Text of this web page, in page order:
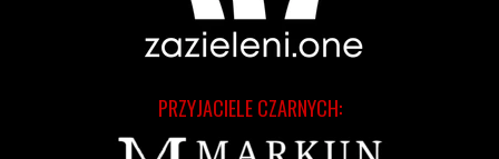
PRZYJACIELE CZARNYCH: